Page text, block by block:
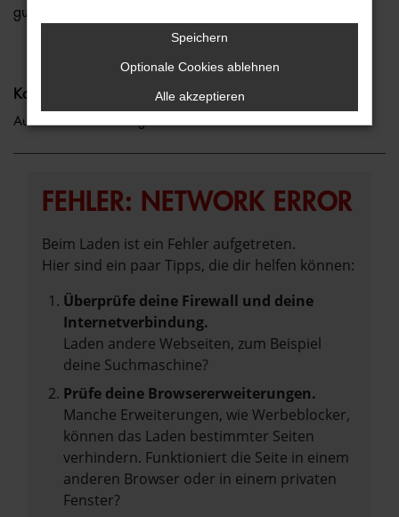
gut? Dann kontaktieren Sie uns noch heute.
Kategorie
Audi A8 Gebrauchtwagen Rostock
FEHLER: NETWORK ERROR
Beim Laden ist ein Fehler aufgetreten.
Hier sind ein paar Tipps, die dir helfen können:
Überprüfe deine Firewall und deine
Internetverbindung.
Laden andere Webseiten, zum Beispiel
deine Suchmaschine?
Prüfe deine Browsererweiterungen.
Manche Erweiterungen, wie Werbeblocker,
können das Laden bestimmter Seiten
verhindern. Funktioniert die Seite in einem
anderen Browser oder in einem privaten
Fenster?
Speichern
Optionale Cookies ablehnen
Alle akzeptieren